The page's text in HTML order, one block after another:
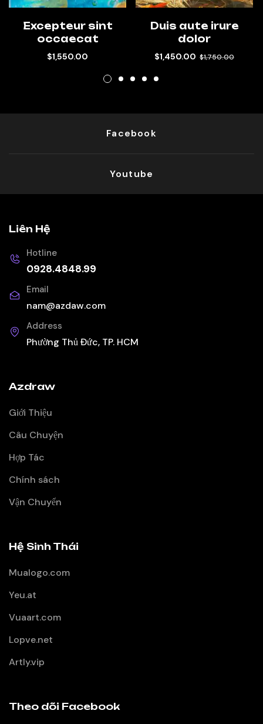
Excepteur sint
occaecat
$1,550.00
Duis aute irure
dolor
$1,450.00 $1,750.00
Facebook
Youtube
Liên Hệ
Hotline
0928.4848.99
Email
nam@azdaw.com
Address
Phường Thủ Đức, TP. HCM
Azdraw
Giới Thiệu
Câu Chuyện
Hợp Tác
Chính sách
Vận Chuyển
Hệ Sinh Thái
Mualogo.com
Yeu.at
Vuaart.com
Lopve.net
Artly.vip
Theo dõi Facebook